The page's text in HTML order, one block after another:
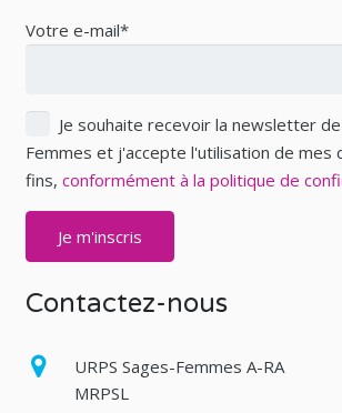
Votre e-mail*
Je souhaite recevoir la newsletter de
Femmes et j'accepte l'utilisation de mes
fins, conformément à la politique de
Contactez-nous
URPS Sages-Femmes A-RA
MRPSL